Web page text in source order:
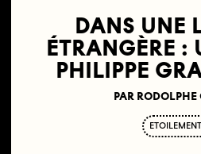
DANS UNE
ÉTRANGÈRE :
PHILIPPE
PAR RODOLPHE